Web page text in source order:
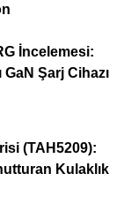
İncelemesi:
GaN Şarj Cihazı
(TAH5209):
Kulaklık